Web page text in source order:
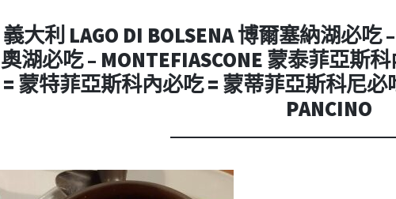
容
義大利 LAGO DI BOLSENA 博爾塞納湖必吃
奧湖必吃 – MONTEFIASCONE 蒙泰菲亞斯
= 蒙特菲亞斯科內必吃 = 蒙蒂菲亞斯科尼必
PANCINO